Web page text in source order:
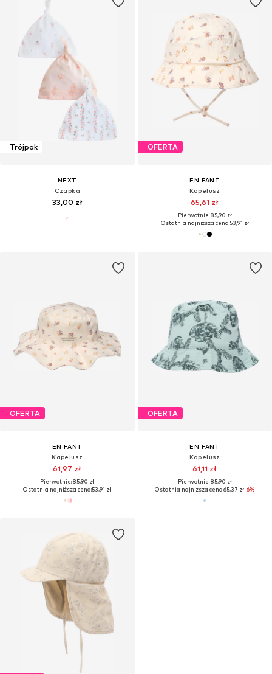
Trójpak
NEXT
Czapka
33,00 zł
OFERTA
EN FANT
Kapelusz
65,61 zł
Pierwotnie: 85,90 zł
Ostatnia najniższa cena:53,91 zł
OFERTA
EN FANT
Kapelusz
61,97 zł
Pierwotnie: 85,90 zł
Ostatnia najniższa cena:53,91 zł
OFERTA
EN FANT
Kapelusz
61,11 zł
Pierwotnie: 85,90 zł
Ostatnia najniższa cena:65,37 zł-6%